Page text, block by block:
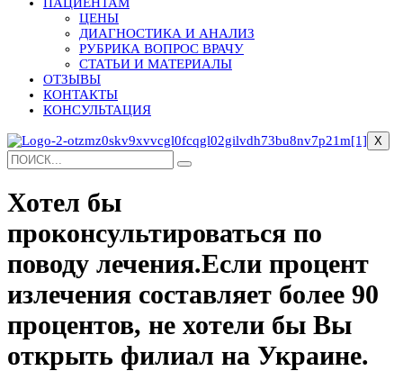
ЦЕНЫ
ДИАГНОСТИКА И АНАЛИЗ
РУБРИКА ВОПРОС ВРАЧУ
СТАТЬИ И МАТЕРИАЛЫ
ОТЗЫВЫ
КОНТАКТЫ
КОНСУЛЬТАЦИЯ
X
Хотел бы
проконсультироваться по
поводу лечения.Если процент
излечения составляет более 90
процентов, не хотели бы Вы
открыть филиал на Украине.